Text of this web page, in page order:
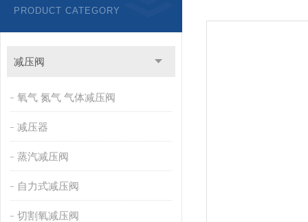
PRODUCT CATEGORY
减压阀
氧气 氮气 气体减压阀
减压器
蒸汽减压阀
自力式减压阀
切割氧减压阀